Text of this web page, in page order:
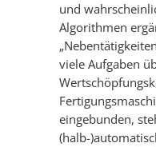
und
Algorithmen
viele Aufgaben
eingebunden,
(halb-